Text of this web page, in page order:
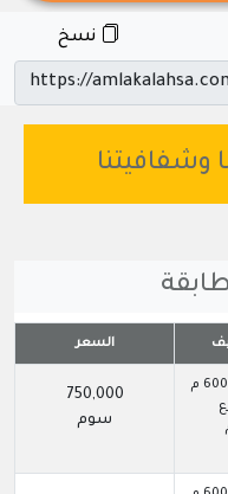
وشفافيتنا
السعر
750,000
سوم